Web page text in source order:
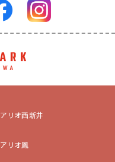
アリオ西新井
アリオ鳳